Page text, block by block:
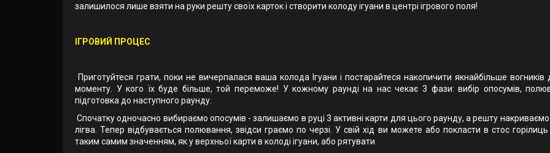
залишилося лише взяти на руки решту своїх карток і створити колоду ігуани в центрі ігрового поля!
ІГРОВИЙ ПРОЦЕС
Приготуйтеся грати, поки не вичерпалася ваша колода Ігуани і постарайтеся накопичити якнайбільше вогників
моменту. У кого їх буде більше, той переможе! У кожному раунді на нас чекає 3 фази: вибір опосумів,
підготовка до наступного раунду.
Спочатку одночасно вибираємо опосумів - залишаємо в руці 3 активні карти для цього раунду, а решту
лігва. Тепер відбувається полювання, звідси граємо по черзі. У свій хід ви можете або покласти в стос горілиць
таким самим значенням, як у верхньої карти в колоді ігуани, або рятувати.